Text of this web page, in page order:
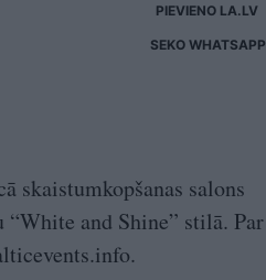
PIEVIENO LA.LV
SEKO WHATSAPP
skaistumkopšanas salons
“White and Shine” stilā. Par